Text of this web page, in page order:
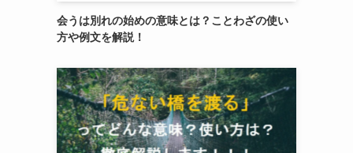
会うは別れの始めの意味とは？ことわざの使い
方や例文を解説！